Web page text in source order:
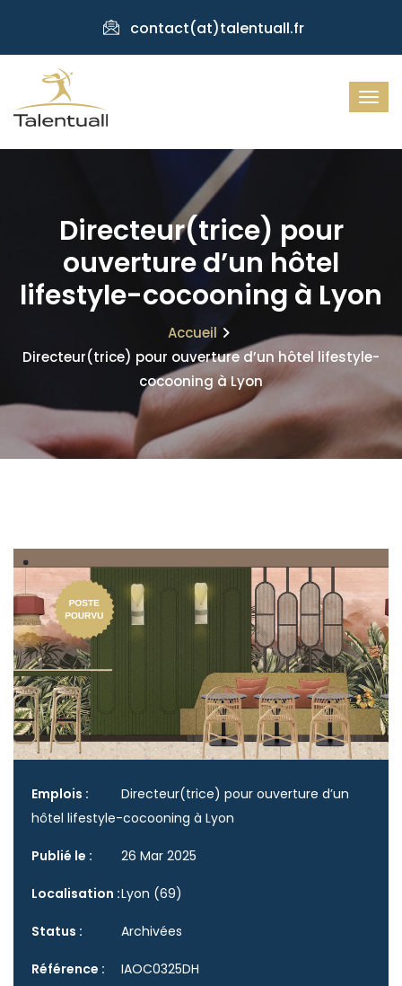
contact(at)talentuall.fr
Directeur(trice) pour
ouverture d’un hôtel
lifestyle-cocooning à Lyon
Accueil
Directeur(trice) pour ouverture d’un hôtel lifestyle-
cocooning à Lyon
Emplois :
Directeur(trice) pour ouverture d’un
hôtel lifestyle-cocooning à Lyon
Publié le : 26 Mar 2025
Localisation :Lyon (69)
Status : Archivées
Référence : IAOC0325DH